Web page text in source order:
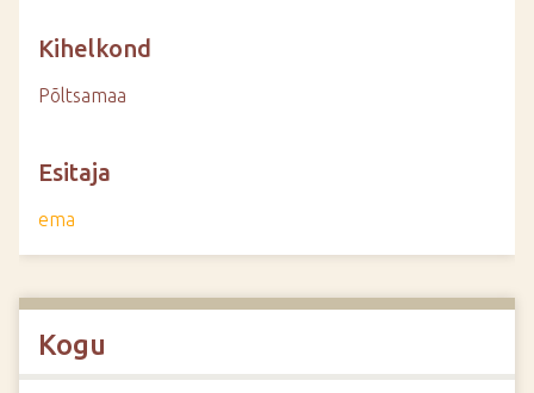
Kihelkond
Põltsamaa
Esitaja
ema
Kogu